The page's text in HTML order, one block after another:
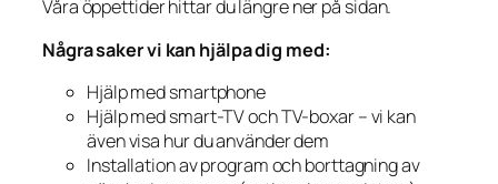
Våra öppettider hittar du längre ner på sidan.
Några saker vi kan hjälpa dig med:
Hjälp med smartphone
Hjälp med smart-TV och TV-boxar – vi kan
även visa hur du använder dem
Installation av program och borttagning av